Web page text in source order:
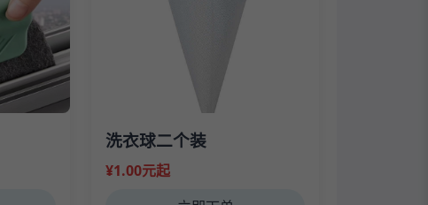
洗衣球二个装
¥1.00元起